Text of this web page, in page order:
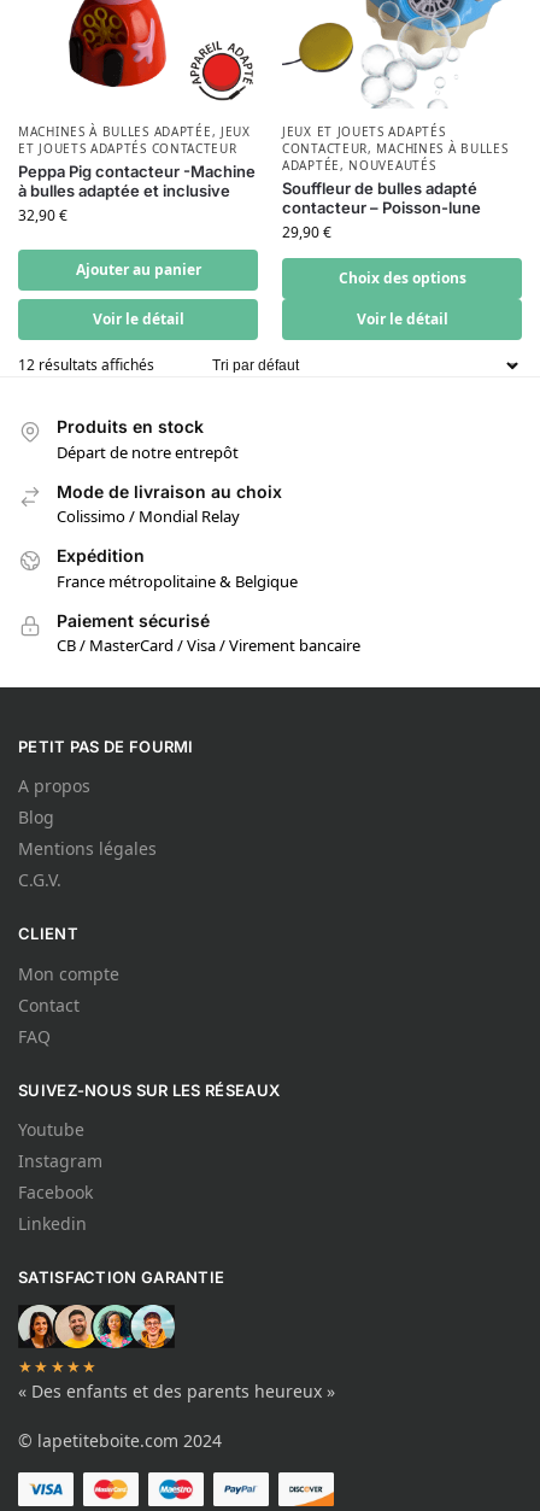
MACHINES À BULLES ADAPTÉE, JEUX
ET JOUETS ADAPTÉS CONTACTEUR
Peppa Pig contacteur -Machine
à bulles adaptée et inclusive
32,90€
Ajouter au panier
Voir le détail
JEUX ET JOUETS ADAPTÉS
CONTACTEUR, MACHINES À BULLES
ADAPTÉE, NOUVEAUTÉS
Souffleur de bulles adapté
contacteur – Poisson-lune
29,90€
Choix des options
Voir le détail
12 résultats affichés
Produits en stock
Départ de notre entrepôt
Mode de livraison au choix
Colissimo / Mondial Relay
Expédition
France métropolitaine & Belgique
Paiement sécurisé
CB / MasterCard / Visa / Virement bancaire
PETIT PAS DE FOURMI
A propos
Blog
Mentions légales
C.G.V.
CLIENT
Mon compte
Contact
FAQ
SUIVEZ-NOUS SUR LES RÉSEAUX
Youtube
Instagram
Facebook
Linkedin
SATISFACTION GARANTIE
★★★★★
« Des enfants et des parents heureux »
© lapetiteboite.com 2024